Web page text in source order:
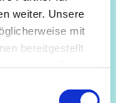
weiter. Unsere
mit
bereitgestellt